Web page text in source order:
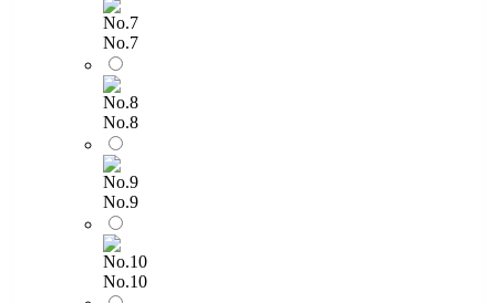
No.7
No.8
No.9
No.10